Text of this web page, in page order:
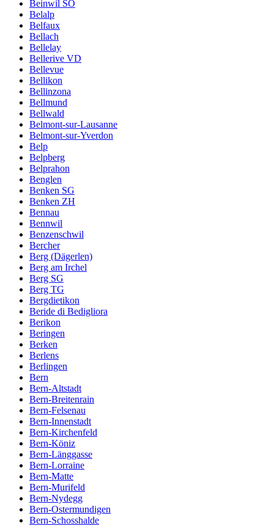
Beinwil SO
Belalp
Belfaux
Bellach
Bellelay
Bellerive VD
Bellevue
Bellikon
Bellinzona
Bellmund
Bellwald
Belmont-sur-Lausanne
Belmont-sur-Yverdon
Belp
Belpberg
Belprahon
Benglen
Benken SG
Benken ZH
Bennau
Bennwil
Benzenschwil
Bercher
Berg (Dägerlen)
Berg am Irchel
Berg SG
Berg TG
Bergdietikon
Beride di Bedigliora
Berikon
Beringen
Berken
Berlens
Berlingen
Bern
Bern-Altstadt
Bern-Breitenrain
Bern-Felsenau
Bern-Innenstadt
Bern-Kirchenfeld
Bern-Köniz
Bern-Länggasse
Bern-Lorraine
Bern-Matte
Bern-Murifeld
Bern-Nydegg
Bern-Ostermundigen
Bern-Schosshalde